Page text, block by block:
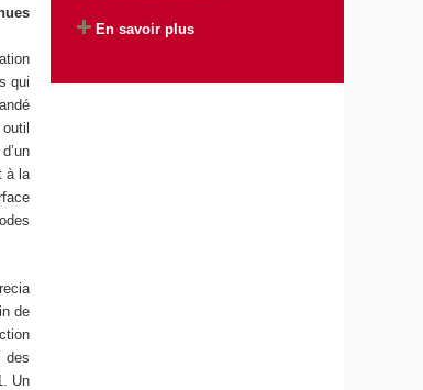
qui
à la
de
des
Un
En savoir plus